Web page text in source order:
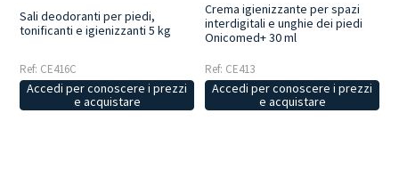
Sali deodoranti per piedi,
tonificanti e igienizzanti 5 kg
Ref: CE416C
Accedi per conoscere i prezzi
e acquistare
Crema igienizzante per spazi
interdigitali e unghie dei piedi
Onicomed+ 30 ml
Ref: CE413
Accedi per conoscere i prezzi
e acquistare